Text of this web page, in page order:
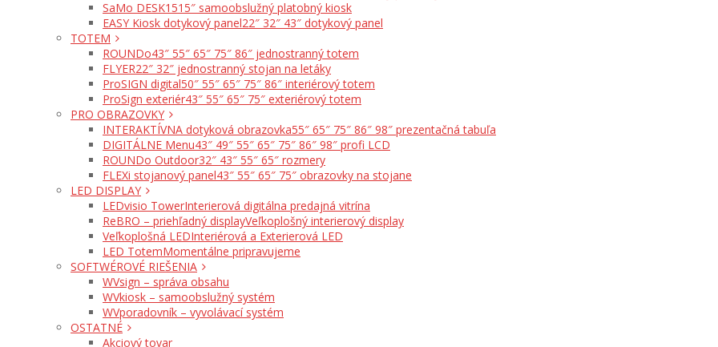
SaMo DESK1515″ samoobslužný platobný kiosk
EASY Kiosk dotykový panel22″ 32″ 43″ dotykový panel
TOTEM
ROUNDo43″ 55″ 65″ 75″ 86″ jednostranný totem
FLYER22″ 32″ jednostranný stojan na letáky
ProSIGN digital50″ 55″ 65″ 75″ 86″ interiérový totem
ProSign exteriér43″ 55″ 65″ 75″ exteriérový totem
PRO OBRAZOVKY
INTERAKTÍVNA dotyková obrazovka55″ 65″ 75″ 86″ 98″ prezentačná tabuľa
DIGITÁLNE Menu43″ 49″ 55″ 65″ 75″ 86″ 98″ profi LCD
ROUNDo Outdoor32″ 43″ 55″ 65″ rozmery
FLEXi stojanový panel43″ 55″ 65″ 75″ obrazovky na stojane
LED DISPLAY
LEDvisio TowerInterierová digitálna predajná vitrína
ReBRO – priehľadný displayVeľkoplošný interierový display
Veľkoplošná LEDInteriérová a Exterierová LED
LED TotemMomentálne pripravujeme
SOFTWÉROVÉ RIEŠENIA
WVsign – správa obsahu
WVkiosk – samoobslužný systém
WVporadovník – vyvolávací systém
OSTATNÉ
Akciový tovar